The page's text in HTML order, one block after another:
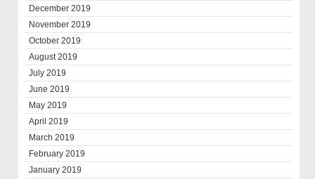
December 2019
November 2019
October 2019
August 2019
July 2019
June 2019
May 2019
April 2019
March 2019
February 2019
January 2019